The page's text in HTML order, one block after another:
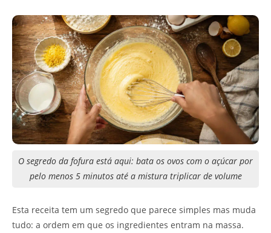
O segredo da fofura está aqui: bata os ovos com o açúcar por
pelo menos 5 minutos até a mistura triplicar de volume
Esta receita tem um segredo que parece simples mas muda
tudo: a ordem em que os ingredientes entram na massa.